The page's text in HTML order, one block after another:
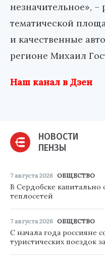
незначительное», –
тематической
и качественные
регионе Михаил
Наш канал в Дзен
НОВОСТИ
ПЕНЗЫ
7 августа 2026 ОБЩЕСТВО
В Сердобске капитально
теплосетей
7 августа 2026 ОБЩЕСТВО
С начала года россияне
туристических поездок